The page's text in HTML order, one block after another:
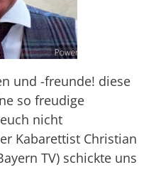
und -freunde! diese
so freudige
nicht
Kabarettist Christian
TV) schickte uns